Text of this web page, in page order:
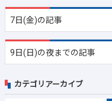
7日(金)の記事
9日(日)の夜までの記事
カテゴリアーカイブ